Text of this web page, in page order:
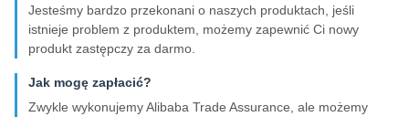
Jesteśmy bardzo przekonani o naszych produktach, jeśli
istnieje problem z produktem, możemy zapewnić Ci nowy
produkt zastępczy za darmo.
Jak mogę zapłacić?
Zwykle wykonujemy Alibaba Trade Assurance, ale możemy